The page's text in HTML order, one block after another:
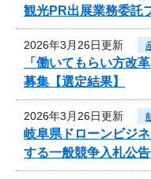
観光PR出展業務委託
2026年3月26日更新
「働いてもらい方改
募集【選定結果】
2026年3月26日更新
岐阜県ドローンビジ
する一般競争入札公告